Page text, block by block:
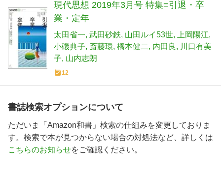
現代思想 2019年3月号 特集=引退・卒
業・定年
太田省一 武田砂鉄 山田ルイ53世
上岡陽江
小磯典子 斎藤環 橋本健二 内田良
川口有美
子 山内志朗
12
書誌検索オプションについて
ただいま「Amazon和書」検索の仕組みを変更しておりま
す。検索で本が見つからない場合の対処法など、詳しくは
こちらのお知らせをご確認ください。